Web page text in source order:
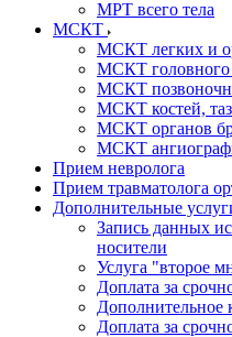
МРТ всего тела
МСКТ
МСКТ легких и
МСКТ головного
МСКТ
МСКТ костей,
МСКТ органов
МСКТ
Прием невролога
Прием травматолога
Дополнительные
Запись данных
носители
Услуга "второе
Доплата за
Дополнительное
Доплата за